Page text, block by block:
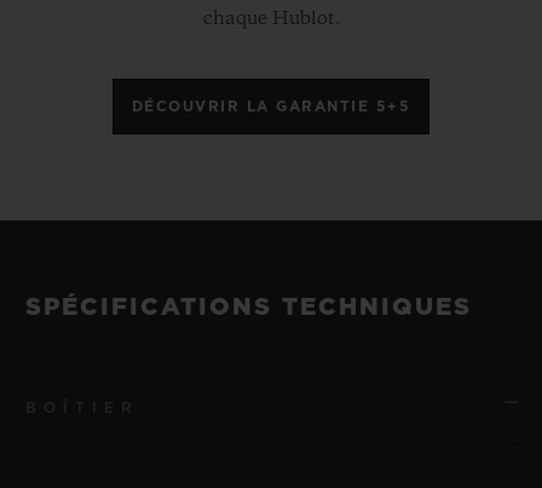
chaque Hublot.
DÉCOUVRIR LA GARANTIE 5+5
SPÉCIFICATIONS TECHNIQUES